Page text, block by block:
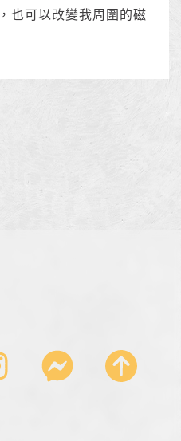
也可以改變我周圍的磁